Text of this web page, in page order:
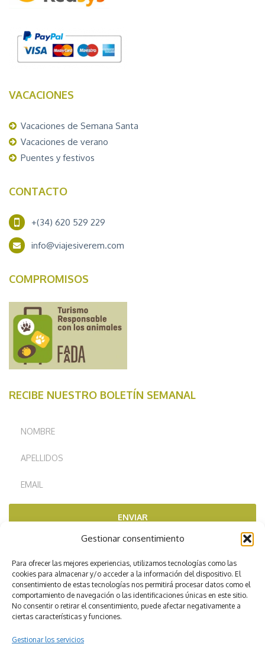
Gestionar consentimiento
Para ofrecer las mejores experiencias, utilizamos tecnologías como las
cookies para almacenar y/o acceder a la información del dispositivo. El
consentimiento de estas tecnologías nos permitirá procesar datos como el
comportamiento de navegación o las identificaciones únicas en este sitio.
No consentir o retirar el consentimiento, puede afectar negativamente a
ciertas características y funciones.
Gestionar los servicios
VACACIONES
Vacaciones de Semana Santa
Vacaciones de verano
Puentes y festivos
CONTACTO
+(34) 620 529 229
info@viajesiverem.com
COMPROMISOS
RECIBE NUESTRO BOLETÍN SEMANAL
ENVIAR